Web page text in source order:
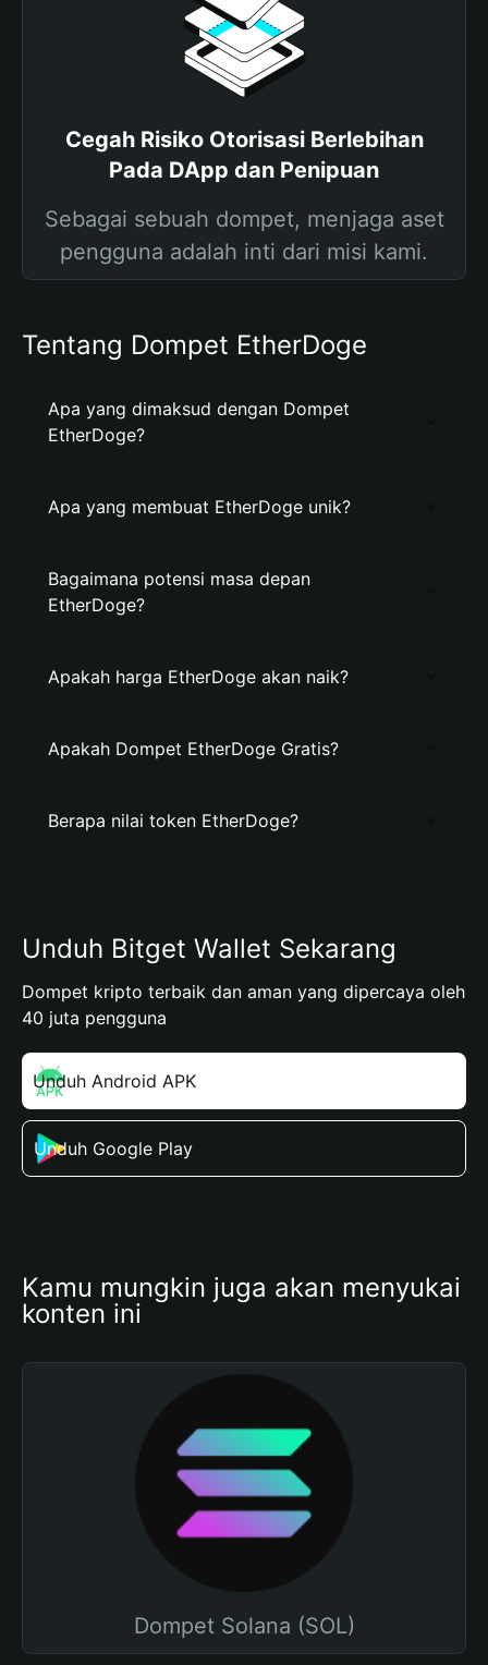
Cegah Risiko Otorisasi Berlebihan
Pada DApp dan Penipuan
Sebagai sebuah dompet, menjaga aset
pengguna adalah inti dari misi kami.
Tentang Dompet EtherDoge
Apa yang dimaksud dengan Dompet
EtherDoge?
Apa yang membuat EtherDoge unik?
Bagaimana potensi masa depan
EtherDoge?
Apakah harga EtherDoge akan naik?
Apakah Dompet EtherDoge Gratis?
Berapa nilai token EtherDoge?
Unduh Bitget Wallet Sekarang
Dompet kripto terbaik dan aman yang dipercaya oleh
40 juta pengguna
Unduh Android APK
Unduh Google Play
Kamu mungkin juga akan menyukai
konten ini
Dompet Solana (SOL)